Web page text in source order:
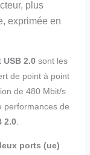
plus
exprimée en
USB 2.0sont les
de point à point
de 480 Mbit/s
performances de
2.0.
ports (ue)